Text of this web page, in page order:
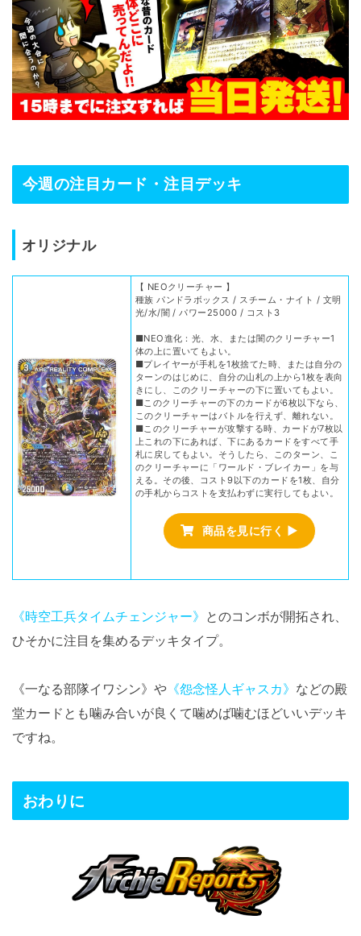
今週の注目カード・注目デッキ
オリジナル
【 NEOクリーチャー 】
種族 パンドラボックス / スチーム・ナイト / 文明
光/水/闇 / パワー25000 / コスト3
■NEO進化：光、水、または闇のクリーチャー1
体の上に置いてもよい。
■プレイヤーが手札を1枚捨てた時、または自分の
ターンのはじめに、自分の山札の上から1枚を表向
きにし、このクリーチャーの下に置いてもよい。
■このクリーチャーの下のカードが6枚以下なら、
このクリーチャーはバトルを行えず、離れない。
■このクリーチャーが攻撃する時、カードが7枚以
上これの下にあれば、下にあるカードをすべて手
札に戻してもよい。そうしたら、このターン、こ
のクリーチャーに「ワールド・ブレイカー」を与
える。その後、コスト9以下のカードを1枚、自分
の手札からコストを支払わずに実行してもよい。
商品を見に行く ▶
《時空工兵タイムチェンジャー》 とのコンボが開拓され、
ひそかに注目を集めるデッキタイプ。
《一なる部隊イワシン》や 《怨念怪人ギャスカ》 などの殿
堂カードとも噛み合いが良くて噛めば噛むほどいいデッキ
ですね。
おわりに